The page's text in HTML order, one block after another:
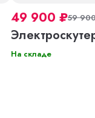
49 900 ₽59
На складе